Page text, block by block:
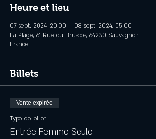
Heure et lieu
07 sept. 2024, 20:00 – 08 sept. 2024, 05:00
La Plage, 61 Rue du Bruscos, 64230 Sauvagnon,
France
Billets
Vente expirée
Type de billet
Entrée Femme Seule